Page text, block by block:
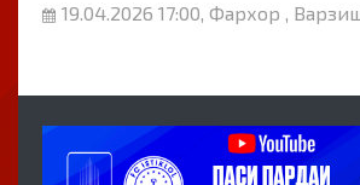
19.04.2026 17:00, Фархор ,